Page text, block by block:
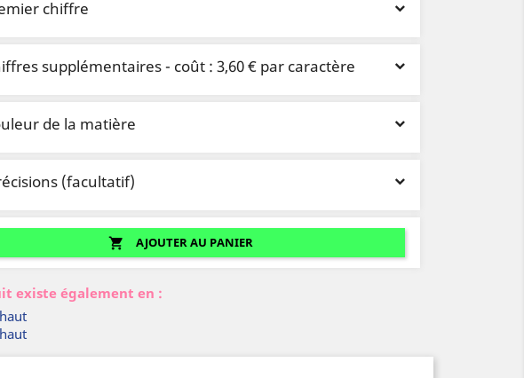
chiffre
supplémentaires - coût : 3,60 € par caractère
de la matière
(facultatif)
shopping_cart AJOUTER AU PANIER
existe également en :